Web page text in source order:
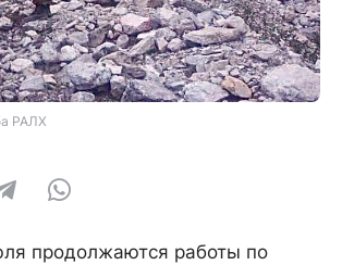
РАЛХ
продолжаются работы по